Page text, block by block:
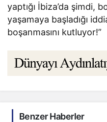
yaptığı İbiza’da şimdi,
yaşamaya başladığı
boşanmasını kutluyor!”
Benzer Haberler